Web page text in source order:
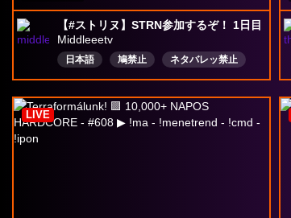
【#ストリヌ】STRN参加するぞ！ 1日目
Middleeetv
日本語 鳩禁止
ネタバレッ禁止
ロールプレイ
ストグラ
ミンドリー
JD
LIVE